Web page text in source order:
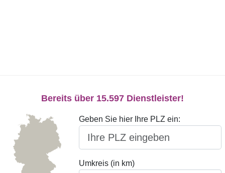
Bereits über 15.597 Dienstleister!
Geben Sie hier Ihre PLZ ein:
Umkreis (in km)